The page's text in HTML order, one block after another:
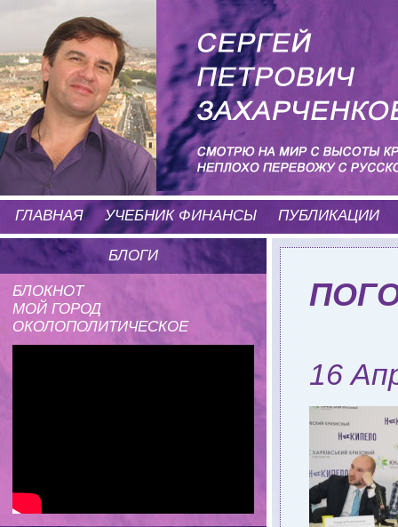
ГЛАВНАЯ УЧЕБНИК ФИНАНСЫ ПУБЛИКАЦИИ
БЛОГИ
БЛОКНОТ
МОЙ ГОРОД
ОКОЛОПОЛИТИЧЕСКОЕ
16